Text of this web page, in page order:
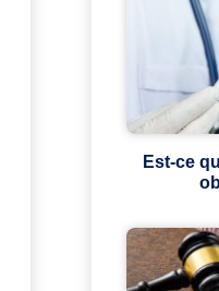
Est-ce